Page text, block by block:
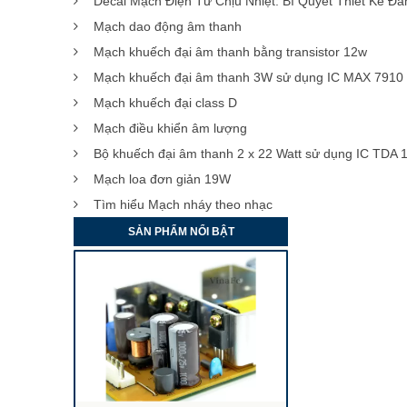
Mạch dao động âm thanh
Mạch khuếch đại âm thanh bằng transistor 12w
Mạch khuếch đại âm thanh 3W sử dụng IC MAX 7910
Mạch khuếch đại class D
Mạch điều khiển âm lượng
Bộ khuếch đại âm thanh 2 x 22 Watt sử dụng IC TDA
Mạch loa đơn giản 19W
Tìm hiểu Mạch nháy theo nhạc
SẢN PHẨM NỔI BẬT